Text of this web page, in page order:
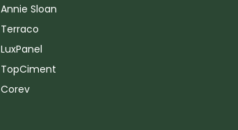
Annie Sloan
Terraco
LuxPanel
TopCiment
Corev